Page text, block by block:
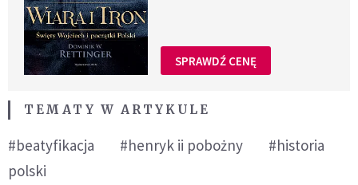
SPRAWDŹ CENĘ
TEMATY W ARTYKULE
#beatyfikacja #henryk ii pobożny
#historia
polski